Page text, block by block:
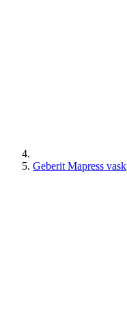
Geberit Mapress vask